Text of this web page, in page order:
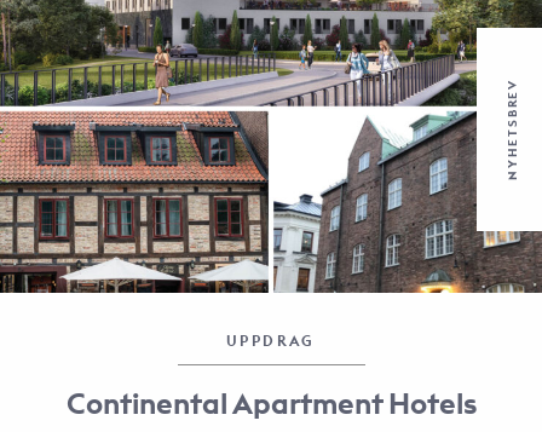
NYHETSBREV
UPPDRAG
Continental Apartment Hotels